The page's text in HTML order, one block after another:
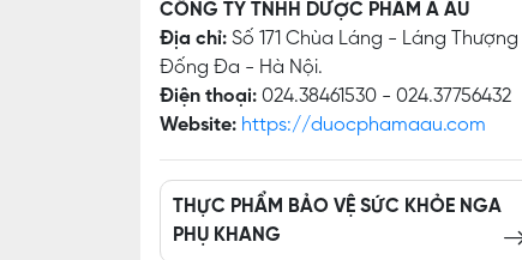
CÔNG TY TNHH DƯỢC PHẨM Á ÂU
Địa chỉ: Số 171 Chùa Láng - Láng
Đống Đa - Hà Nội.
Điện thoại: 024.38461530 - 024.37756432
Website: https://duocphamaau.com
THỰC PHẨM BẢO VỆ SỨC KHỎE NGA
PHỤ KHANG